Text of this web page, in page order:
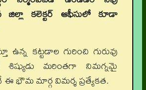
జిల్లా కలెక్టర్ ఆఫీసులో కూడా
ఉన్న కట్టడాల గురించి గురువు
శిష్యుడు మరింతగా నిమగ్నమై
భౌమ మార్గ విమర్శ ప్రత్యేకత.